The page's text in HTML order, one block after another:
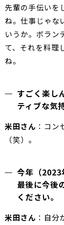
先輩の手伝いを
ね。仕事じゃな
いうか。ボラン
て、それを料理
ね。
すごく楽し
ティブな気
米田さん ：コン
（笑）。
今年（2023
最後に今後
ください。
米田さん ：自